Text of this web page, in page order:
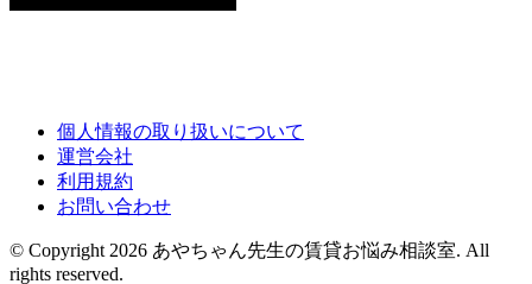
個人情報の取り扱いについて
運営会社
利用規約
お問い合わせ
© Copyright 2026 あやちゃん先生の賃貸お悩み相談室. All
rights reserved.